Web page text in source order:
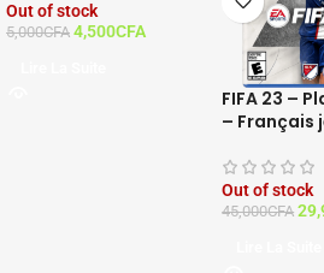
Out of stock
5,000CFA 4,500CFA
FIFA 23 –
– Français
Out of stock
45,000CFA